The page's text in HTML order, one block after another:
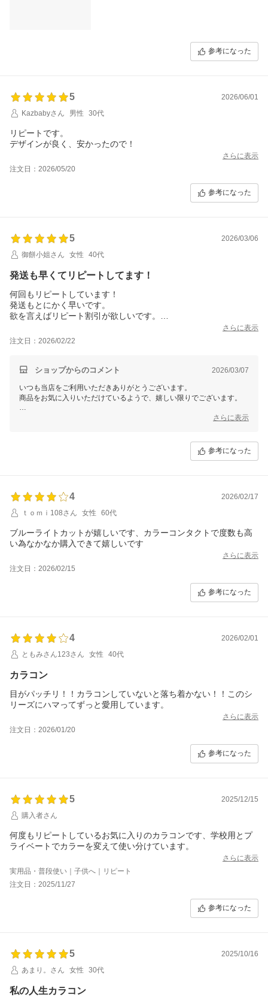
参考になった
5
2026/06/01
Kazbabyさん
男性 30代
リピートです。
デザインが良く、安かったので！
さらに表示
注文日：2026/05/20
参考になった
5
2026/03/06
御餅小姐さん
女性 40代
発送も早くてリピートしてます！
何回もリピートしています！
発送もとにかく早いです。
欲を言えばリピート割引が欲しいです。
プラチナ会員クーポンだけでも前みたいに使えたらなあ。。
さらに表示
注文日：2026/02/22
ショップからのコメント 2026/03/07
いつも当店をご利用いただきありがとうございます。
商品をお気に入りいただけているようで、嬉しい限りでございます。
クーポンについて貴重なご意見をお寄せいただき誠にありがとうござい
より一層皆様にご満足いただけるサービス・商品づくりを目指してまい
さらに表示
参考になった
4
2026/02/17
ｔｏｍｉ108さん
女性 60代
ブルーライトカットが嬉しいです、カラーコンタクトで度数も高
い為なかなか購入できて嬉しいです
さらに表示
注文日：2026/02/15
参考になった
4
2026/02/01
ともみさん123さん
女性 40代
カラコン
目がパッチリ！！カラコンしていないと落ち着かない！！このシ
リーズにハマってずっと愛用しています。
さらに表示
注文日：2026/01/20
参考になった
5
2025/12/15
購入者さん
何度もリピートしているお気に入りのカラコンです、学校用とプ
ライベートでカラーを変えて使い分けています。
さらに表示
実用品・普段使い｜子供へ｜リピート
注文日：2025/11/27
参考になった
5
2025/10/16
あまり。さん
女性 30代
私の人生カラコン